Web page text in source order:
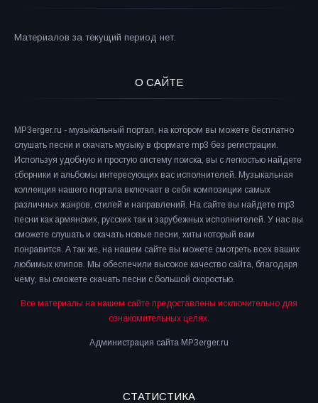
Материалов за текущий период нет.
О САЙТЕ
MP3erger.ru - музыкальный портал, на котором вы можете бесплатно
слушать песни и скачать музыку в формате mp3 без регистрации.
Используя удобную и простую систему поиска, вы с легкостью найдете
сборники и альбомы интересующих вас исполнителей. Музыкальная
коллекция нашего портала включает в себя композиции самых
различных жанров, стилей и направлений. На сайте вы найдете mp3
песни как армянских, русских так и зарубежных исполнителей. У нас вы
сможете слушать и скачать новые песни, хиты который вам
понравится. А так же, на нашем сайте вы можете смотреть всех ваших
любимых клипов. Мы обеспечили высокое качество сайта, благодаря
чему, вы сможете скачать песни с большой скоростью.
Все материалы на нашем сайте предоставлены исключительно для
ознакомительных целях.
Администрация сайта MP3erger.ru
СТАТИСТИКА